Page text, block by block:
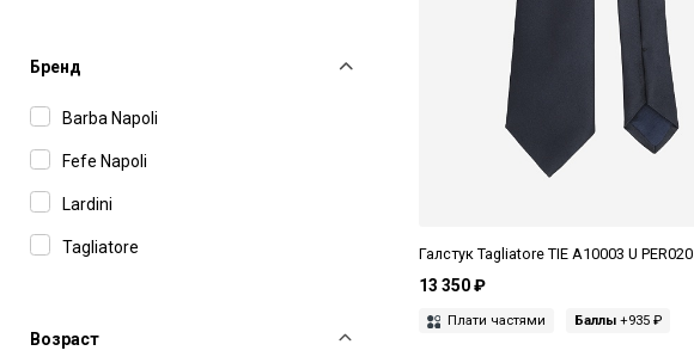
Бренд
Barba Napoli
Fefe Napoli
Lardini
Tagliatore
Возраст
Галстук Tagliatore TIE A10003 U PER020
13 350 ₽
Плати частями Баллы +935 ₽